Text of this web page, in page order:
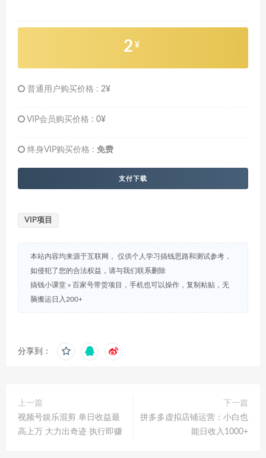
2 ¥
普通用户购买价格 : 2¥
VIP会员购买价格 : 0¥
终身VIP购买价格 : 免费
支付下载
VIP项目
本站内容均来源于互联网， 仅供个人学习搞钱思路和测试参考，
如侵犯了您的合法权益，请与我们联系删除
搞钱小课堂 » 百家号带货项目，手机也可以操作，复制粘贴，无
脑搬运日入200+
分享到：
上一篇
视频号娱乐混剪 单日收益最
高上万 大力出奇迹 执行即赚
下一篇
拼多多虚拟店铺运营：小白也
能日收入1000+